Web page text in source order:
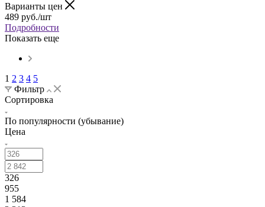
Варианты цен
489 руб./шт
Подробности
Показать еще
1 2 3 4 5
Фильтр
Сортировка
По популярности (убывание)
Цена
326
955
1 584